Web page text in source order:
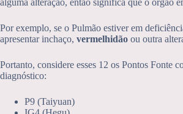
alguma alteração, então significa que o órgão
Por exemplo, se o Pulmão estiver em
apresentar inchaço, vermelhidão ou outra
Portanto, considere esses 12 os Pontos Fonte
diagnóstico:
P9 (Taiyuan)